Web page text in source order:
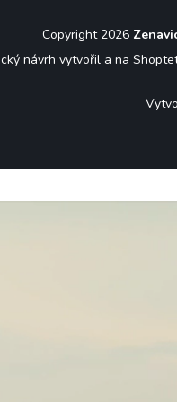
Copyright 2026
návrh vytvořil a na